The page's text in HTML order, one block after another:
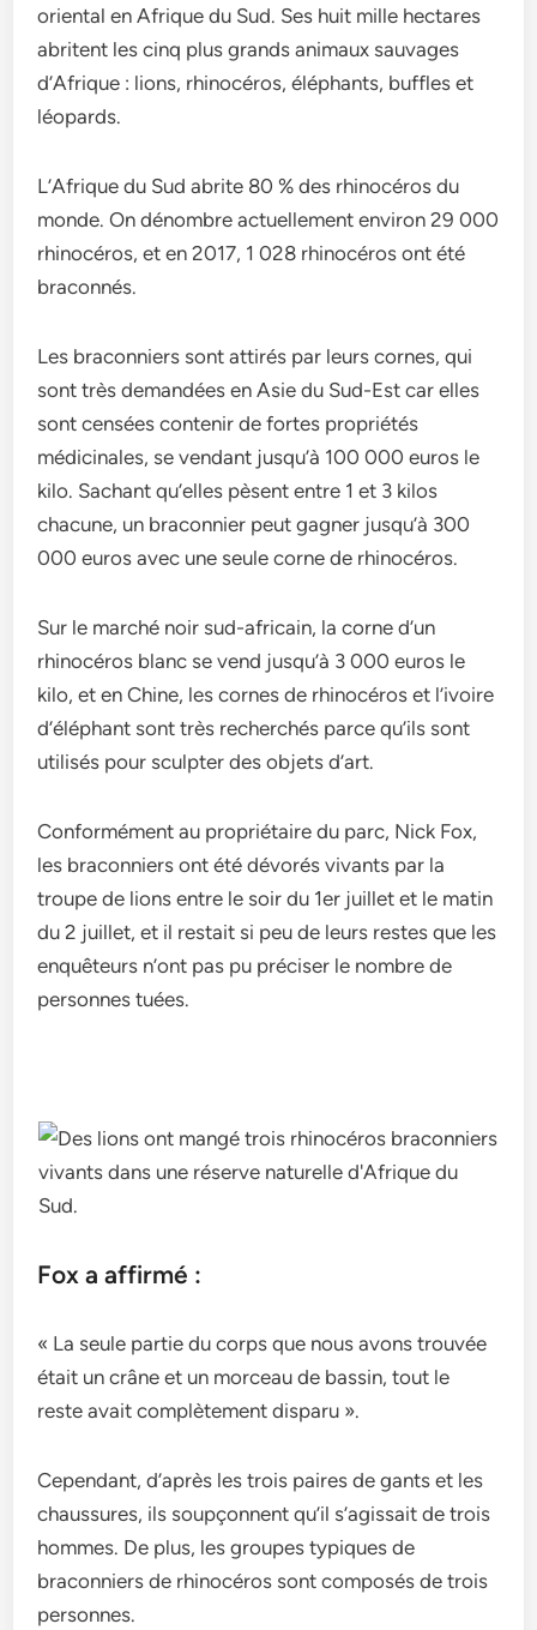
oriental en Afrique du Sud. Ses huit mille hectares
abritent les cinq plus grands animaux sauvages
d’Afrique : lions, rhinocéros, éléphants, buffles et
léopards.
L’Afrique du Sud abrite 80 % des rhinocéros du
monde. On dénombre actuellement environ 29 000
rhinocéros, et en 2017, 1 028 rhinocéros ont été
braconnés.
Les braconniers sont attirés par leurs cornes, qui
sont très demandées en Asie du Sud-Est car elles
sont censées contenir de fortes propriétés
médicinales, se vendant jusqu’à 100 000 euros le
kilo. Sachant qu’elles pèsent entre 1 et 3 kilos
chacune, un braconnier peut gagner jusqu’à 300
000 euros avec une seule corne de rhinocéros.
Sur le marché noir sud-africain, la corne d’un
rhinocéros blanc se vend jusqu’à 3 000 euros le
kilo, et en Chine, les cornes de rhinocéros et l’ivoire
d’éléphant sont très recherchés parce qu’ils sont
utilisés pour sculpter des objets d’art.
Conformément au propriétaire du parc, Nick Fox,
les braconniers ont été dévorés vivants par la
troupe de lions entre le soir du 1er juillet et le matin
du 2 juillet, et il restait si peu de leurs restes que les
enquêteurs n’ont pas pu préciser le nombre de
personnes tuées.
Fox a affirmé :
« La seule partie du corps que nous avons trouvée
était un crâne et un morceau de bassin, tout le
reste avait complètement disparu ».
Cependant, d’après les trois paires de gants et les
chaussures, ils soupçonnent qu’il s’agissait de trois
hommes. De plus, les groupes typiques de
braconniers de rhinocéros sont composés de trois
personnes.